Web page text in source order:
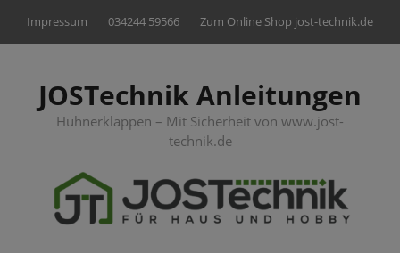
Impressum 034244 59566 Zum Online Shop jost-technik.de
JOSTechnik Anleitungen
Hühnerklappen – Mit Sicherheit von www.jost-
technik.de